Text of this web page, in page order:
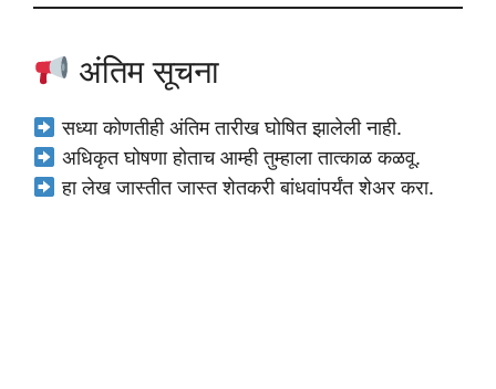
अंतिम सूचना
सध्या कोणतीही अंतिम तारीख घोषित झालेली नाही.
अधिकृत घोषणा होताच आम्ही तुम्हाला तात्काळ कळवू.
हा लेख जास्तीत जास्त शेतकरी बांधवांपर्यंत शेअर करा.